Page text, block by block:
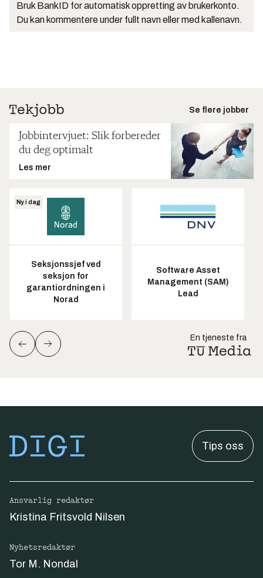
Bruk BankID for automatisk oppretting av brukerkonto.
Du kan kommentere under fullt navn eller med kallenavn.
Se flere jobber
Jobbintervjuet: Slik forbereder
du deg optimalt
Les mer
Ny i dag
Seksjonssjef ved
seksjon for
garantiordningen i
Norad
Software Asset
Management (SAM)
Lead
En tjeneste fra
Tips oss
Ansvarlig redaktør
Kristina Fritsvold Nilsen
Nyhetsredaktør
Tor M. Nondal